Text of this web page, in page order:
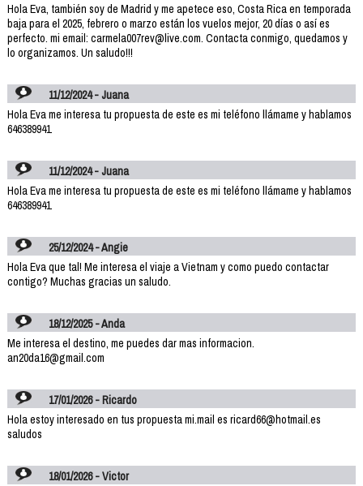
Hola Eva, también soy de Madrid y me apetece eso, Costa Rica en temporada
baja para el 2025, febrero o marzo están los vuelos mejor, 20 días o así es
perfecto. mi email: carmela007rev@live.com. Contacta conmigo, quedamos y
lo organizamos. Un saludo!!!
11/12/2024 - Juana
Hola Eva me interesa tu propuesta de este es mi teléfono llámame y hablamos
646389941
11/12/2024 - Juana
Hola Eva me interesa tu propuesta de este es mi teléfono llámame y hablamos
646389941
25/12/2024 - Angie
Hola Eva que tal! Me interesa el viaje a Vietnam y como puedo contactar
contigo? Muchas gracias un saludo.
18/12/2025 - Anda
Me interesa el destino, me puedes dar mas informacion.
an20da16@gmail.com
17/01/2026 - Ricardo
Hola estoy interesado en tus propuesta mi.mail es ricard66@hotmail.es
saludos
18/01/2026 - Victor